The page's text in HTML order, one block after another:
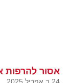
אסור